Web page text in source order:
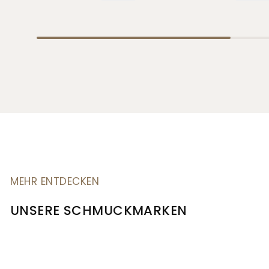
MEHR ENTDECKEN
UNSERE SCHMUCKMARKEN